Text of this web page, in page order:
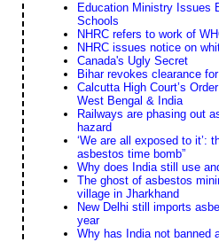
Education Ministry Issues
Schools
NHRC refers to work of
NHRC issues notice on
Canada's Ugly Secret
Bihar revokes clearance
Calcutta High Court’s
West Bengal & India
Railways are phasing out
hazard
‘We are all exposed to it’:
asbestos time bomb”
Why does India still use
The ghost of asbestos
village in Jharkhand
New Delhi still imports
year
Why has India not banned